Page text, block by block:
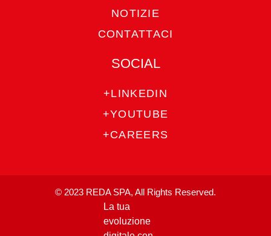
NOTIZIE
CONTATTACI
SOCIAL
+LINKEDIN
+YOUTUBE
+CAREERS
© 2023 REDA SPA, All Rights Reserved.
La tua
evoluzione